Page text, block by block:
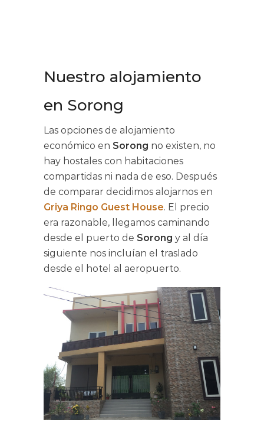
Nuestro alojamiento
en Sorong
Las opciones de alojamiento
económico en Sorong no existen, no
hay hostales con habitaciones
compartidas ni nada de eso. Después
de comparar decidimos alojarnos en
Griya Ringo Guest House. El precio
era razonable, llegamos caminando
desde el puerto de Sorong y al día
siguiente nos incluían el traslado
desde el hotel al aeropuerto.